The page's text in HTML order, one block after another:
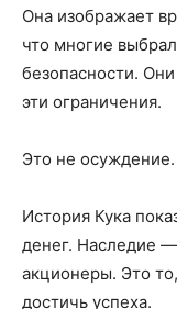
Она изображает
что многие
безопасности.
эти ограничения.
Это не
История Кука
денег. Наследие —
акционеры. Это
достичь успеха.